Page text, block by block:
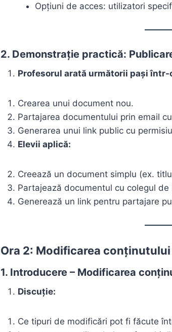
Opțiuni de acces: utilizatori
2. Demonstrație practică:
Profesorul arată următorii pași într-
Crearea unui document nou.
Partajarea documentului prin email
Generarea unui link public cu
Elevii aplică:
Creează un document simplu (ex.
Partajează documentul cu colegul
Generează un link pentru partajare
Ora 2: Modificarea
1. Introducere – Modificarea
Discuție:
Ce tipuri de modificări pot fi făcute